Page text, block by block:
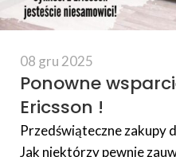
08 gru 2025
Ponowne
Ericsson !
Przedświąteczne zakupy
Jak niektórzy pewnie